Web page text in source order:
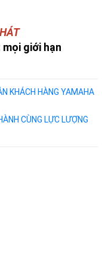
giới hạn
KHÁCH HÀNG YAMAHA
CÙNG LỰC LƯỢNG